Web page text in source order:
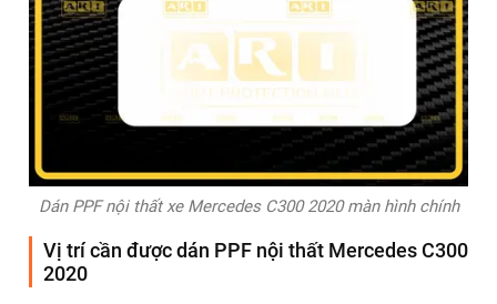
Dán PPF nội thất xe Mercedes C300 2020 màn hình chính
Vị trí cần được dán PPF nội thất Mercedes C300
2020